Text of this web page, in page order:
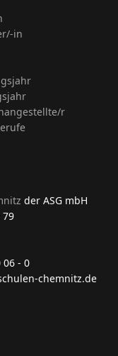
in
r
der ASG mbH
06 - 0
chemnitz.de